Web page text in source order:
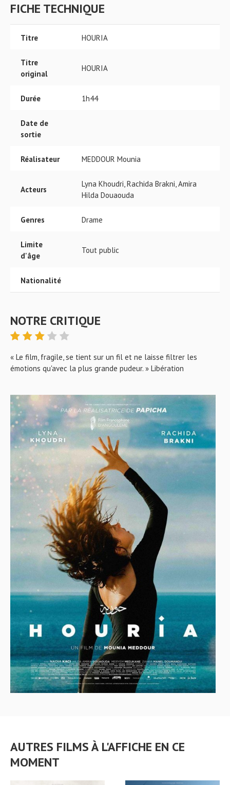
FICHE TECHNIQUE
Titre HOURIA
Titre
original
HOURIA
Durée 1h44
Date de
sortie
Réalisateur MEDDOUR Mounia
Acteurs
Lyna Khoudri, Rachida Brakni, Amira
Hilda Douaouda
Genres Drame
Limite
d'âge
Tout public
Nationalité
NOTRE CRITIQUE
« Le film, fragile, se tient sur un fil et ne laisse filtrer les
émotions qu'avec la plus grande pudeur. » Libération
AUTRES FILMS À L'AFFICHE EN CE
MOMENT